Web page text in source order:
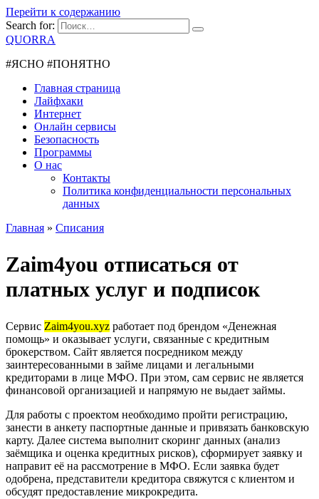
Перейти к содержанию
Search for:
QUORRA
#ЯСНО #ПОНЯТНО
Главная страница
Лайфхаки
Интернет
Онлайн сервисы
Безопасность
Программы
О нас
Контакты
Политика конфиденциальности персональных
данных
Главная » Списания
Zaim4you отписаться от
платных услуг и подписок
Сервис Zaim4you.xyz работает под брендом «Денежная
помощь» и оказывает услуги, связанные с кредитным
брокерством. Сайт является посредником между
заинтересованными в займе лицами и легальными
кредиторами в лице МФО. При этом, сам сервис не является
финансовой организацией и напрямую не выдает займы.
Для работы с проектом необходимо пройти регистрацию,
занести в анкету паспортные данные и привязать банковскую
карту. Далее система выполнит скоринг данных (анализ
заёмщика и оценка кредитных рисков), сформирует заявку и
направит её на рассмотрение в МФО. Если заявка будет
одобрена, представители кредитора свяжутся с клиентом и
обсудят предоставление микрокредита.